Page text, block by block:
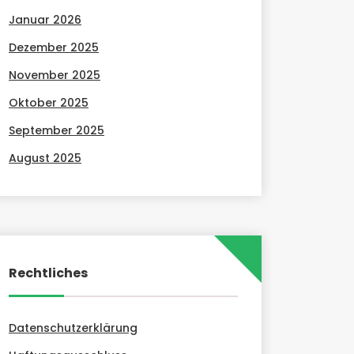
Januar 2026
Dezember 2025
November 2025
Oktober 2025
September 2025
August 2025
Rechtliches
Datenschutzerklärung